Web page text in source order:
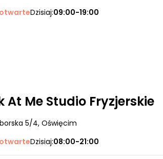
Dzisiaj:09:00-19:00
At Me Studio Fryzjerskie
5/4, Oświęcim
Dzisiaj:08:00-21:00